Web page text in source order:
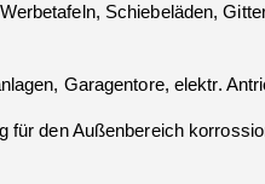
Schiebeläden,
Garagentore, elektr.
den Außenbereich